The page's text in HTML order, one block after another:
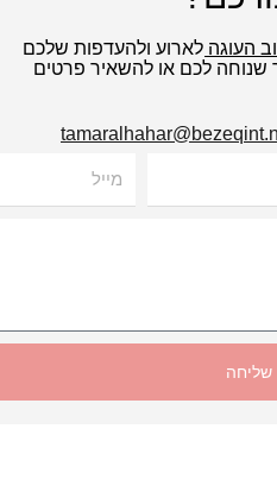
העוגה לארוע ולהעדפות שלכם
שנוחה לכם או להשאיר פרטים
שליחה